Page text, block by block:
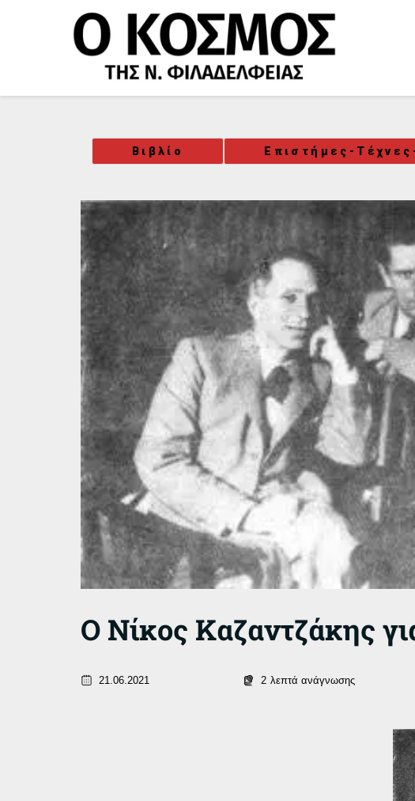
Βιβλίο Επιστήμες-
Ο Νίκος Καζαντζάκης
21.06.2021 2 λεπτά ανάγνωσης